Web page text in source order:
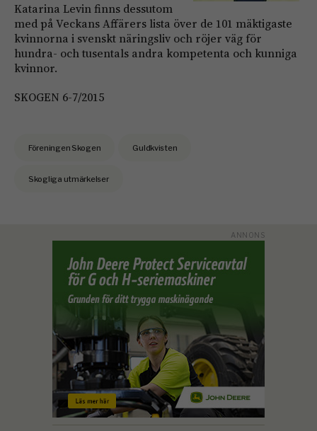
Katarina Levin finns dessutom
med på Veckans Affärers lista över de 101 mäktigaste
kvinnorna i svenskt näringsliv och röjer väg för
hundra- och tusentals andra kompetenta och kunniga
kvinnor.
SKOGEN 6-7/2015
Föreningen Skogen Guldkvisten
Skogliga utmärkelser